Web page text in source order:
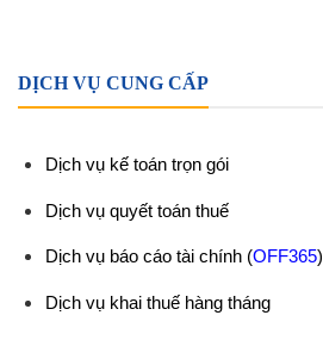
DỊCH VỤ CUNG CẤP
Dịch vụ kế toán trọn gói
Dịch vụ quyết toán thuế
Dịch vụ báo cáo tài chính (OFF365)
Dịch vụ khai thuế hàng tháng